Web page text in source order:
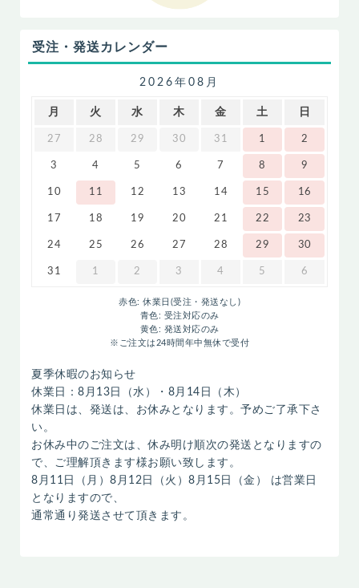
受注・発送カレンダー
2026年08月
月 火 水 木 金 土 日
27 28 29 30 31 1 2
3 4 5 6 7 8 9
10 11 12 13 14 15 16
17 18 19 20 21 22 23
24 25 26 27 28 29 30
31 1 2 3 4 5 6
赤色: 休業日(受注・発送なし)
青色: 受注対応のみ
黄色: 発送対応のみ
※ご注文は24時間年中無休で受付
夏季休暇のお知らせ
休業日：8月13日（水）・8月14日（木）
休業日は、発送は、お休みとなります。予めご了承下さ
い。
お休み中のご注文は、休み明け順次の発送となりますの
で、ご理解頂きます様お願い致します。
8月11日（月）8月12日（火）8月15日（金） は営業日
となりますので、
通常通り発送させて頂きます。